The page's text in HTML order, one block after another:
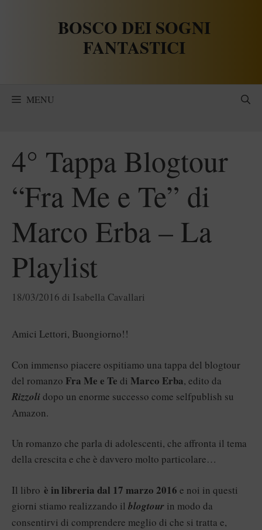
BOSCO DEI SOGNI
FANTASTICI
MENU
4° Tappa Blogtour
“Fra Me e Te” di
Marco Erba – La
Playlist
18/03/2016 di Isabella Cavallari
Amici Lettori, Buongiorno!!
Con immenso piacere ospitiamo una tappa del blogtour
del romanzo Fra Me e Te di Marco Erba, edito da
Rizzoli dopo un enorme successo come selfpublish su
Amazon.
Un romanzo che parla di adolescenti, che affronta il tema
della crescita e che è davvero molto particolare…
Il libro è in libreria dal 17 marzo 2016 e noi in questi
giorni stiamo realizzando il blogtour in modo da
consentirvi di comprendere meglio di che si tratta e,